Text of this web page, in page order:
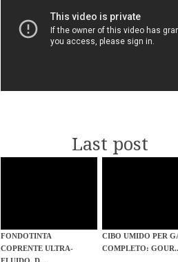
Last post
FONDOTINTA
COPRENTE ULTRA-
CIBO UMIDO PER
COMPLETO: